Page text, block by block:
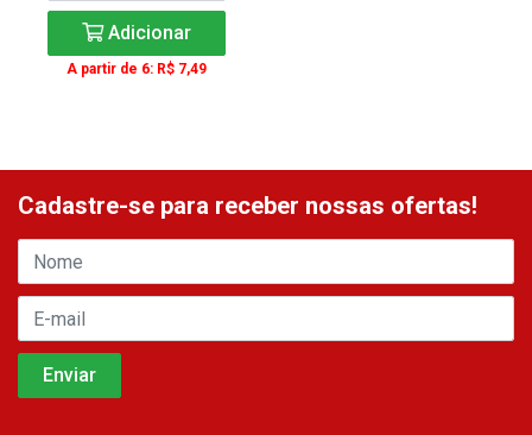
Adicionar
A partir de 6: R$ 7,49
Cadastre-se para receber nossas ofertas!